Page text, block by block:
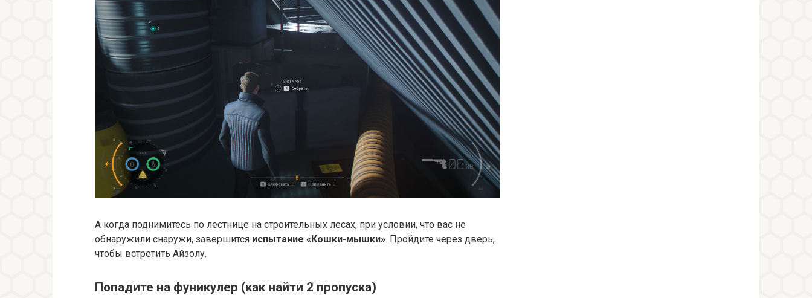
А когда поднимитесь по лестнице на строительных лесах, при условии, что вас не
обнаружили снаружи, завершится испытание «Кошки-мышки». Пройдите через дверь,
чтобы встретить Айзолу.
Попадите на фуникулер (как найти 2 пропуска)